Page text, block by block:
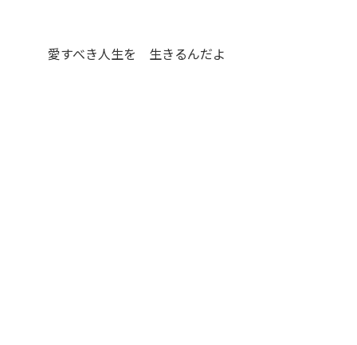
愛すべき人生を 生きるんだよ